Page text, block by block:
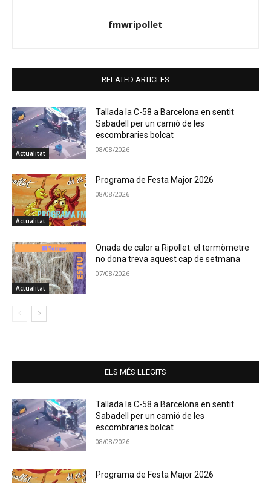
fmwripollet
RELATED ARTICLES
Actualitat
Tallada la C-58 a Barcelona en sentit
Sabadell per un camió de les
escombraries bolcat
08/08/2026
Actualitat
Programa de Festa Major 2026
08/08/2026
Actualitat
Onada de calor a Ripollet: el termòmetre
no dona treva aquest cap de setmana
07/08/2026
ELS MÉS LLEGITS
Tallada la C-58 a Barcelona en sentit
Sabadell per un camió de les
escombraries bolcat
08/08/2026
Programa de Festa Major 2026